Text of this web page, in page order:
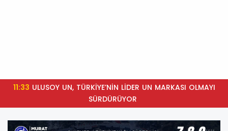
11:33
SÜRDÜRÜYOR